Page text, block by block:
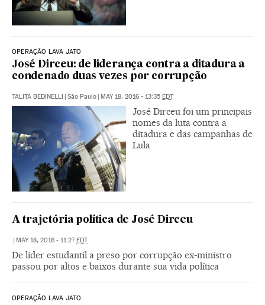
OPERAÇÃO LAVA JATO
José Dirceu: de liderança contra a ditadura a
condenado duas vezes por corrupção
TALITA BEDINELLI | São Paulo | MAY 18, 2016 - 13:35 EDT
José Dirceu foi um principais
nomes da luta contra a
ditadura e das campanhas de
Lula
A trajetória política de José Dirceu
| MAY 18, 2016 - 11:27EDT
De líder estudantil a preso por corrupção ex-ministro
passou por altos e baixos durante sua vida política
OPERAÇÃO LAVA JATO